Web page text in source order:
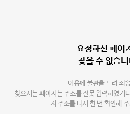
요청하신 페이
찾을 수 없습
이용에 불편을 드려 죄
찾으시는 페이지는 주소를 잘못 입력하였거
지 주소를 다시 한 번 확인해